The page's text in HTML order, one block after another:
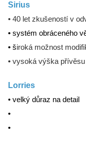
Sirius
• 40 let zkušeností v
• systém obráceného
• široká možnost
• vysoká výška
Lorries
• velký důraz na detail
•
•